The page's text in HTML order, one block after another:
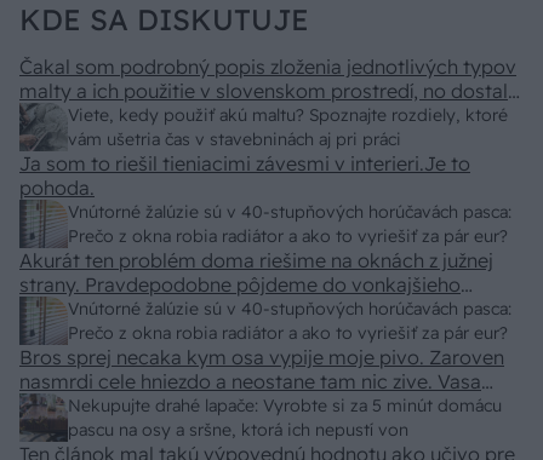
KDE SA DISKUTUJE
Viete, kedy použiť akú maltu? Spoznajte rozdiely, ktoré
vám ušetria čas v stavebninách aj pri práci
Čakal som podrobný popis zloženia jednotlivých typov
malty a ich použitie v slovenskom prostredí, no dostal
som len pár primitívnych rád o výbere vriec v
stavebninách. Kde sa podel názov a zmysel časopisu
"Urob si sám" ? To skutočne už nemáme na Slovensku
"fachmanov"! Vypadá to tak že za pár rokov nám budú
stavať chaty a chalupy číňania a použijú BAMBUS !!!
Vnútorné žalúzie sú v 40-stupňových horúčavách pasca:
Prečo z okna robia radiátor a ako to vyriešiť za pár eur?
Ja som to riešil tieniacimi závesmi v interieri.Je to
pohoda.
Vnútorné žalúzie sú v 40-stupňových horúčavách pasca:
Prečo z okna robia radiátor a ako to vyriešiť za pár eur?
Akurát ten problém doma riešime na oknách z južnej
strany. Pravdepodobne pôjdeme do vonkajšieho
tienenia na spôsob markízy 250x150cm. Čínsky
predajcovia idú okolo 100 eur kus.
Nekupujte drahé lapače: Vyrobte si za 5 minút domácu
pascu na osy a sršne, ktorá ich nepustí von
Bros sprej necaka kym osa vypije moje pivo. Zaroven
nasmrdi cele hniezdo a neostane tam nic zive. Vasa
pasca naucinke moc efektivne. Skor pritiahne slimaky
Ten článok mal takú výpovednú hodnotu ako učivo pre